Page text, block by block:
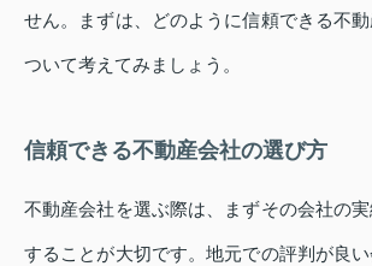
せん。まずは、どのように信頼できる不
ついて考えてみましょう。
信頼できる不動産会社の選び方
不動産会社を選ぶ際は、まずその会社の
することが大切です。地元での評判が良